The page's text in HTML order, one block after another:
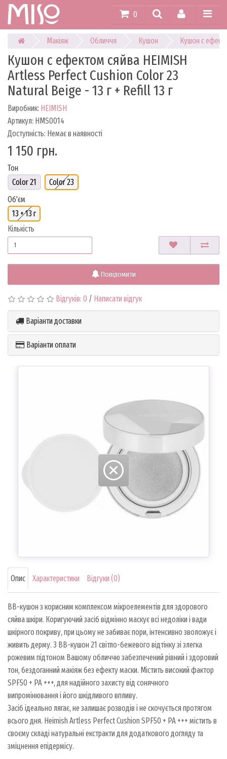
0
Макіяж Обличчя Кушон Кушон с
Кушон с ефектом сяйва HEIMISH
Artless Perfect Cushion Color 23
Natural Beige - 13 г + Refill 13 г
Виробник: HEIMISH
Артикул: HMS0014
Доступність: Немає в наявності
1 150 грн.
Тон
Color 21
Color 23
Об'єм
13 + 13 г
Кількість
Повідомити
Відгуків: 0 / Написати відгук
Варіанти доставки
Варіанти оплати
Опис Характеристики Відгуки (0)
BB-кушон з корисним комплексом мікроелементів для здорового
сяйва шкіри. Коригуючий засіб відмінно маскує всі недоліки і вади
шкірного покриву, при цьому не забиває пори, інтенсивно зволожує і
живить дерму. З BB-кушон 21 світло-бежевого відтінку зі злегка
рожевим підтоном Вашому обличчю забезпечений рівний і здоровий
тон, бездоганний макіяж без ефекту маски. Містить високий фактор
SPF50 + PA +++, для надійного захисту від сонячного
випромінювання і його шкідливого впливу.
Засіб ідеально лягає, не залишає розводів і не скочується протягом
всього дня. Heimish Artless Perfect Cushion SPF50 + PA +++ містить в
своєму складі натуральні екстракти для додаткового догляду та
зміцнення епідермісу.